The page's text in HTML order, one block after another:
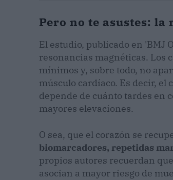
Pero no te asustes:
El estudio, publicado en 'BMJ
resonancias magnéticas. Los
mínimos y, sobre todo, no
músculo cardíaco. Es decir, el
depende de cuánto tardes en
mayores elevaciones.
O sea, que el corazón se
biomarcadores, repetidas
propios autores recuerdan
asocian a mayor riesgo de